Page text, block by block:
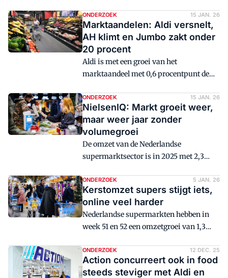
verliezers in de branche zijn. Maar over
de marktaandelen valt nog veel meer te
vertellen.
ONDERZOEK 15 JAN. 26
Marktaandelen: Aldi versnelt,
AH klimt en Jumbo zakt onder
20 procent
Aldi is met een groei van het
marktaandeel met 0,6 procentpunt de
ONDERZOEK 15 JAN. 26
NielsenIQ: Markt groeit weer,
maar weer jaar zonder
volumegroei
De omzet van de Nederlandse
supermarktsector is in 2025 met 2,3
ONDERZOEK 5 JAN. 26
Kerstomzet supers stijgt iets,
online veel harder
Nederlandse supermarkten hebben in
week 51 en 52 een omzetgroei van 1,3
zagen hun verkopen veel harder
toenemen.
ONDERZOEK 12 DEC. 25
Action concurreert ook in food
steeds steviger met Aldi en